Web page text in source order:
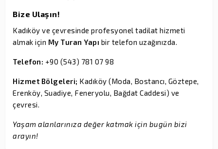
Bize Ulaşın!
Kadıköy ve çevresinde profesyonel tadilat hizmeti
almak için My Turan Yapı bir telefon uzağınızda.
Telefon: +90 (543) 781 07 98
Hizmet Bölgeleri; Kadıköy (Moda, Bostancı, Göztepe,
Erenköy, Suadiye, Feneryolu, Bağdat Caddesi) ve
çevresi.
Yaşam alanlarınıza değer katmak için bugün bizi
arayın!